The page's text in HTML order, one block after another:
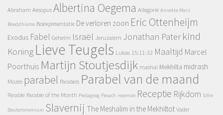
Abraham Aesopus Albertina Oegema Allegorie Annette Merz
Boeddhisme Boekpresentatie De verloren zoon Eric Ottenheijm
Exodus Fabel Geheim Israël Jeruzalem Jonathan Pater kind
Koning Lieve Teugels Lukas 15:11-32 Maaltijd Marcel
Poorthuis Martijn Stoutjesdijk mashal Mekhilta midrash
Mozes parabel Parabels Parabel van de maand
Parable Parable of the Month Pedagoog Pesach recensie Receptie Rijkdom Sifre
Deuteronomium Slavernij The Meshalim in the Mekhiltot Vader